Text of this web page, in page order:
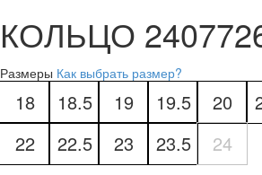
КОЛЬЦО
Размеры Как выбрать размер?
18 18.5 19 19.5 20
22
22.5 23 23.5 24